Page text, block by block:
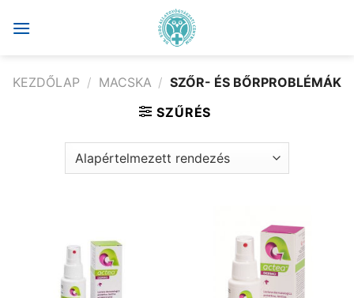
KEZDŐLAP / MACSKA / SZŐR- ÉS BŐRPROBLÉMÁK
SZŰRÉS